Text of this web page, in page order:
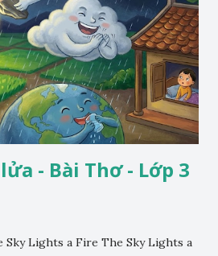
- Bài Thơ - Lớp 3
Sky Lights a Fire The Sky Lights a